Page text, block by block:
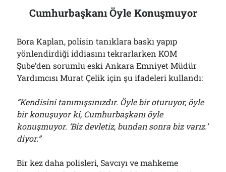
Cumhurbaşkanı Öyle Konuşmuyor
Bora Kaplan, polisin tanıklara baskı yapıp
yönlendirdiği iddiasını tekrarlarken KOM
Şube’den sorumlu eski Ankara Emniyet Müdür
Yardımcısı Murat Çelik için şu ifadeleri kullandı:
“Kendisini tanımışsınızdır. Öyle bir oturuyor, öyle
bir konuşuyor ki, Cumhurbaşkanı öyle
konuşmuyor. ‘Biz devletiz, bundan sonra biz varız.’
diyor.”
Bir kez daha polisleri, Savcıyı ve mahkeme